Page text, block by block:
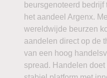
beursgenoteerd
het aandeel Argenx.
wereldwijde beurzen
aandelen direct op de
van een hoog
spread. Handelen